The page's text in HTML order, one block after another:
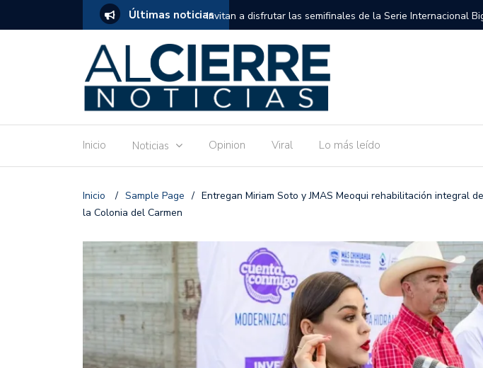
Últimas noticias
de estimulación temprana para mamás
Invitan a disfrutar las semifinales de la Serie Internacional
Ronquillo este jueves.
Inicio Noticias Opinion Viral Lo más leído
Inicio / Sample Page / Entregan Miriam Soto y JMAS Meoqui rehabilitación integral
la Colonia del Carmen